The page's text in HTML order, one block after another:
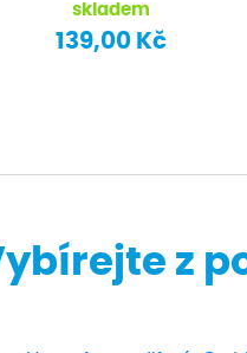
skladem
139,00 Kč
z